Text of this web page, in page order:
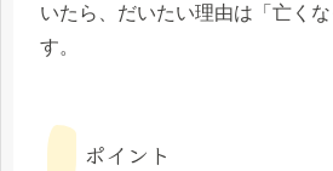
いたら、だいたい理由は「亡く
す。
ポイント